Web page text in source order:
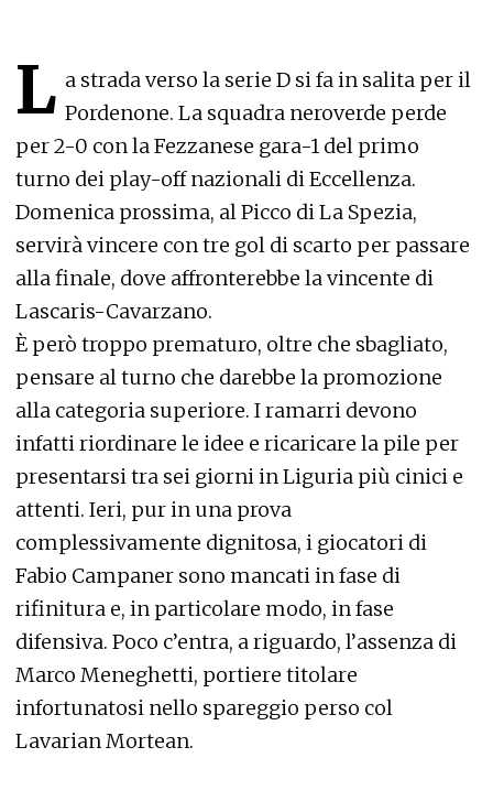
L a strada verso la serie D si fa in salita per il
Pordenone. La squadra neroverde perde
per 2-0 con la Fezzanese gara-1 del primo
turno dei play-off nazionali di Eccellenza.
Domenica prossima, al Picco di La Spezia,
servirà vincere con tre gol di scarto per passare
alla finale, dove affronterebbe la vincente di
Lascaris-Cavarzano.
È però troppo prematuro, oltre che sbagliato,
pensare al turno che darebbe la promozione
alla categoria superiore. I ramarri devono
infatti riordinare le idee e ricaricare la pile per
presentarsi tra sei giorni in Liguria più cinici e
attenti. Ieri, pur in una prova
complessivamente dignitosa, i giocatori di
Fabio Campaner sono mancati in fase di
rifinitura e, in particolare modo, in fase
difensiva. Poco c’entra, a riguardo, l’assenza di
Marco Meneghetti, portiere titolare
infortunatosi nello spareggio perso col
Lavarian Mortean.